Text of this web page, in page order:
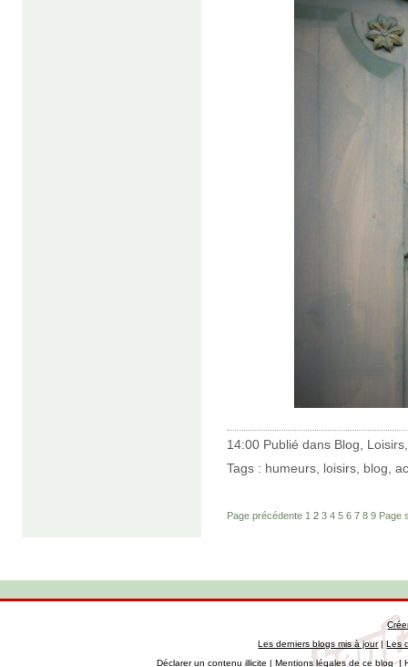
14:00 Publié dans Blog Loisirs
Tags : humeurs loisirs blog
Page précédente 1 2 3 4 5 6 7 8 9 Page
Les derniers blogs mis à jour|Les
Déclarer un contenu illicite | Mentions légales de ce blog|